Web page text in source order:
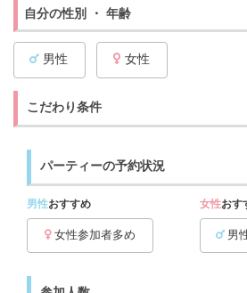
自分の性別 ・ 年齢
男性 女性
こだわり条件
パーティーの予約状況
男性おすすめ
女性参加者多め
女性おす
男